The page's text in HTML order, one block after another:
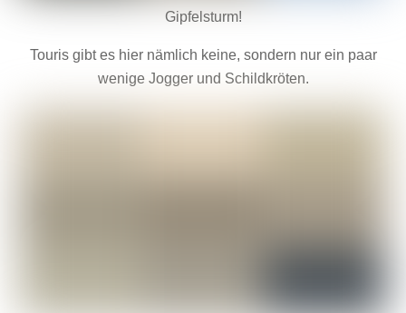
Gipfelsturm!
Touris gibt es hier nämlich keine, sondern nur ein paar
wenige Jogger und Schildkröten.